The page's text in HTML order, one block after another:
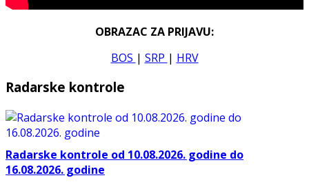
OBRAZAC ZA PRIJAVU:
BOS | SRP | HRV
Radarske kontrole
Radarske kontrole od 10.08.2026. godine do
16.08.2026. godine